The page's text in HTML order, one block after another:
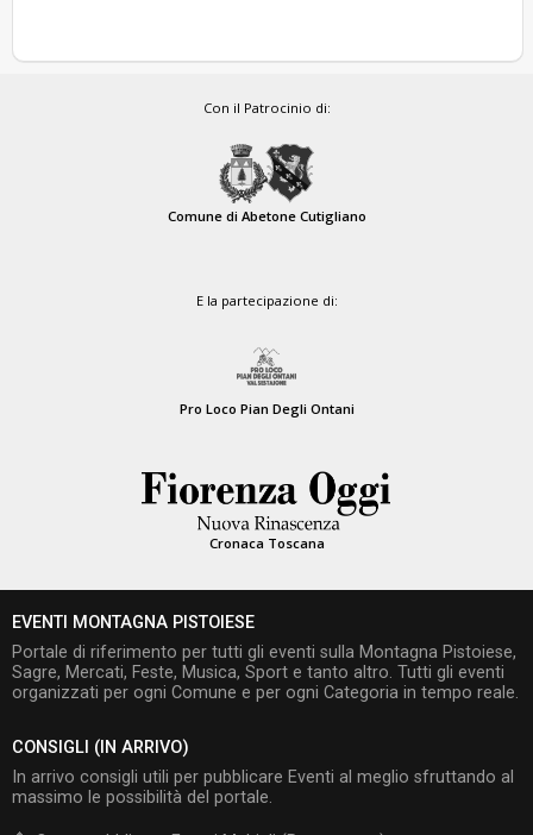
Con il Patrocinio di:
Comune di Abetone Cutigliano
E la partecipazione di:
Pro Loco Pian Degli Ontani
Cronaca Toscana
EVENTI MONTAGNA PISTOIESE
Portale di riferimento per tutti gli eventi sulla Montagna Pistoiese,
Sagre, Mercati, Feste, Musica, Sport e tanto altro. Tutti gli eventi
organizzati per ogni Comune e per ogni Categoria in tempo reale.
CONSIGLI (IN ARRIVO)
In arrivo consigli utili per pubblicare Eventi al meglio sfruttando al
massimo le possibilità del portale.